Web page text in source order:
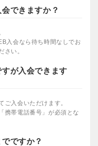
できますか？
入会なら待ち時間なしでお
さい。
が入会できます
ご入会いただけます。
携帯電話番号」が必須とな
ですか？